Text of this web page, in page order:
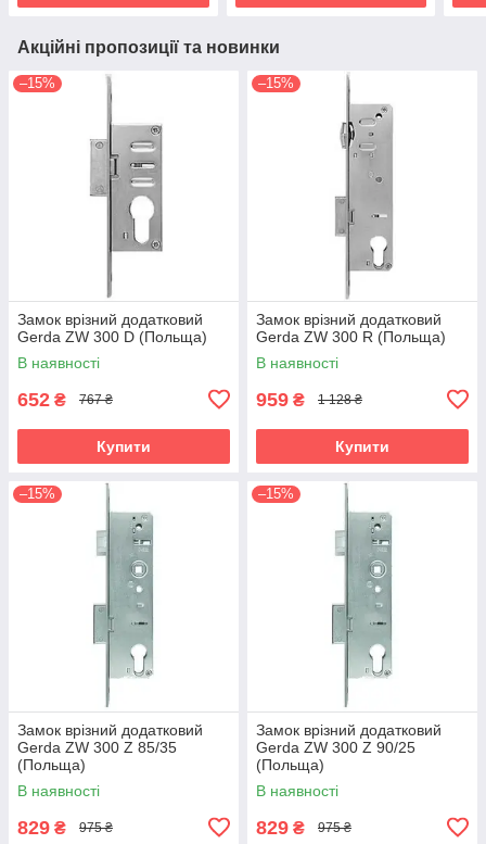
Акційні пропозиції та новинки
–15%
Замок врізний додатковий
Gerda ZW 300 D (Польща)
В наявності
652 ₴ 767 ₴
Купити
–15%
Замок врізний додатковий
Gerda ZW 300 R (Польща)
В наявності
959 ₴ 1 128 ₴
Купити
–15%
Замок врізний додатковий
Gerda ZW 300 Z 85/35
(Польща)
В наявності
829 ₴ 975 ₴
–15%
Замок врізний додатковий
Gerda ZW 300 Z 90/25
(Польща)
В наявності
829 ₴ 975 ₴